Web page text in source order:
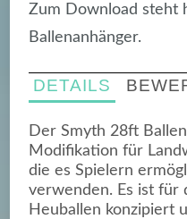
Zum Download steht
Ballenanhänger.
DETAILS
Der Smyth 28ft
Modifikation für
die es Spielern
verwenden. Es ist für
Heuballen konzipiert